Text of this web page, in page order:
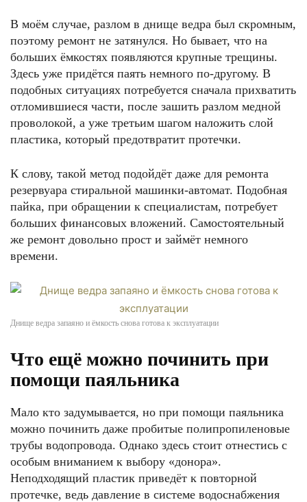
В моём случае, разлом в днище ведра был скромным,
поэтому ремонт не затянулся. Но бывает, что на
больших ёмкостях появляются крупные трещины.
Здесь уже придётся паять немного по-другому. В
подобных ситуациях потребуется сначала прихватить
отломившиеся части, после зашить разлом медной
проволокой, а уже третьим шагом наложить слой
пластика, который предотвратит протечки.
К слову, такой метод подойдёт даже для ремонта
резервуара стиральной машинки-автомат. Подобная
пайка, при обращении к специалистам, потребует
больших финансовых вложений. Самостоятельный
же ремонт довольно прост и займёт немного
времени.
Днище ведра запаяно и ёмкость снова готова к эксплуатации
Что ещё можно починить при
помощи паяльника
Мало кто задумывается, но при помощи паяльника
можно починить даже пробитые полипропиленовые
трубы водопровода. Однако здесь стоит отнестись с
особым вниманием к выбору «донора».
Неподходящий пластик приведёт к повторной
протечке, ведь давление в системе водоснабжения